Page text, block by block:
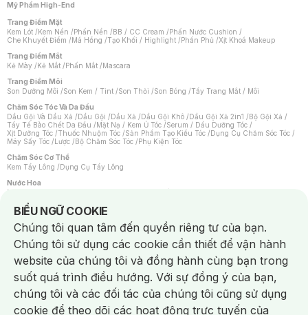
Mỹ Phẩm High-End
Trang Điểm Mặt
Kem Lót /Kem Nền /Phấn Nền /BB / CC Cream /Phấn Nước Cushion /
Che Khuyết Điểm /Má Hồng /Tạo Khối / Highlight /Phấn Phủ /Xịt Khoá Makeup
Trang Điểm Mắt
Kẻ Mày /Kẻ Mắt /Phấn Mắt /Mascara
Trang Điểm Môi
Son Dưỡng Môi /Son Kem / Tint /Son Thỏi /Son Bóng /Tẩy Trang Mắt / Môi
Chăm Sóc Tóc Và Da Đầu
Dầu Gội Và Dầu Xả /Dầu Gội /Dầu Xả /Dầu Gội Khô /Dầu Gội Xả 2in1 /Bộ Gội Xả /
Tẩy Tế Bào Chết Da Đầu /Mặt Nạ / Kem Ủ Tóc /Serum / Dầu Dưỡng Tóc /
Xịt Dưỡng Tóc /Thuốc Nhuộm Tóc /Sản Phẩm Tạo Kiểu Tóc /Dụng Cụ Chăm Sóc Tóc /
Máy Sấy Tóc /Lược /Bộ Chăm Sóc Tóc /Phụ Kiện Tóc
Chăm Sóc Cơ Thể
Kem Tẩy Lông /Dụng Cụ Tẩy Lông
Nước Hoa
Nước Hoa Nữ
Chăm Sóc Cá Nhân
Chống Muỗi /Khẩu Trang /Máy Massage/Mặt Nạ Xông Hơi /Nước Rửa Tay/
Sản Phẩm Chăm Sóc Khác /Bàn Chải Đánh Răng /Bàn Chải Điện/
Hỗ Trợ Trắng Răng/Kem Đánh Răng /Máy Tăm Nước/ Nước Súc Miệng/
Tăm / Chỉ Nha Khoa/ Xịt Thơm Miệng / Dung Dịch Vệ Sinh/Dưỡng Vùng Kín/
Khăn Ướt Vệ Sinh Vùng Kín/Băng Vệ Sinh/Tampon/Bọt Cạo Râu /Dao Cạo Râu/
Máy Cạo Râu
Vấn Đề Về Da
Da Dầu / Lỗ Chân Lông To/ Da Khô / Mất Nước/ Da Lão Hóa/ Da Mụn/
Da Nhạy Cảm / Kích Ứng
Da Xỉn Màu Thâm / Nám / Tàn Nhang
Quầng Thâm & Bọng Mắt /Sẹo /Viêm Da Cơ Địa
BIỂU NGỮ COOKIE
Notice about cookies usage
Chúng tôi quan tâm đến quyền riêng tư của bạn.
Chúng tôi sử dụng các cookie cần thiết để vận hành
website của chúng tôi và đồng hành cùng bạn trong
suốt quá trình điều hướng. Với sự đồng ý của bạn,
chúng tôi và các đối tác của chúng tôi cũng sử dụng
cookie để theo dõi các hoạt động trực tuyến của